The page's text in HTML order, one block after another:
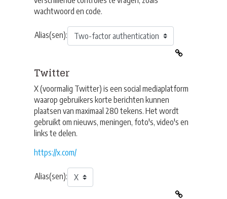
wachtwoord en code.
Alias(sen):
Twitter
X (voormalig Twitter) is een social mediaplatform
waarop gebruikers korte berichten kunnen
plaatsen van maximaal 280 tekens. Het wordt
gebruikt om nieuws, meningen, foto's, video's en
links te delen.
https://x.com/
Alias(sen):